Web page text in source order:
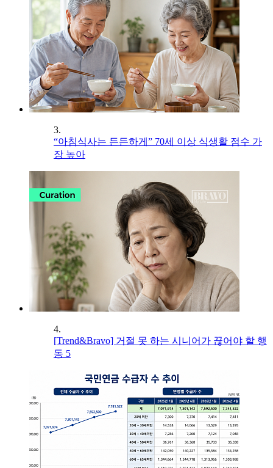
3.
“아침식사는 든든하게” 70세 이상 식생활 점수 가
장 높아
4.
[Trend&Bravo] 거절 못 하는 시니어가 끊어야 할 행
동 5